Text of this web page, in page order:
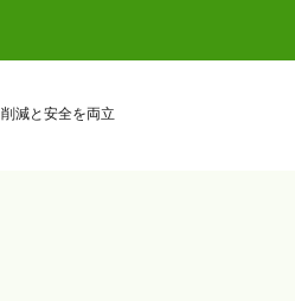
減と安全を両立